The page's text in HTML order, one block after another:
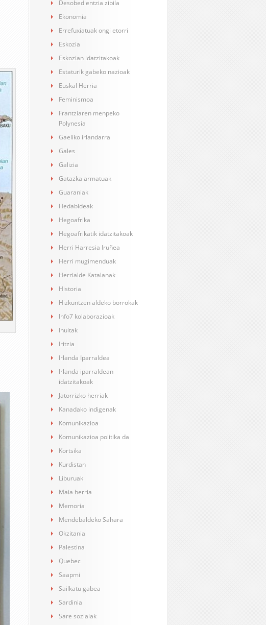
Desobedientzia zibila
Ekonomia
Errefuxiatuak ongi etorri
Eskozia
Eskozian idatzitakoak
Estaturik gabeko nazioak
Euskal Herria
Feminismoa
Frantziaren menpeko
Polynesia
Gaeliko irlandarra
Gales
Galizia
Gatazka armatuak
Guaraniak
Hedabideak
Hegoafrika
Hegoafrikatik idatzitakoak
Herri Harresia Iruñea
Herri mugimenduak
Herrialde Katalanak
Historia
Hizkuntzen aldeko borrokak
Info7 kolaborazioak
Inuitak
Iritzia
Irlanda Iparraldea
Irlanda iparraldean
idatzitakoak
Jatorrizko herriak
Kanadako indigenak
Komunikazioa
Komunikazioa politika da
Kortsika
Kurdistan
Liburuak
Maia herria
Memoria
Mendebaldeko Sahara
Okzitania
Palestina
Quebec
Saapmi
Sailkatu gabea
Sardinia
Sare sozialak